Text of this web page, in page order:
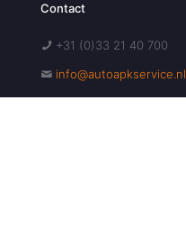
Contact
+31 (0)33 21 40 700
info@autoapkservice.nl